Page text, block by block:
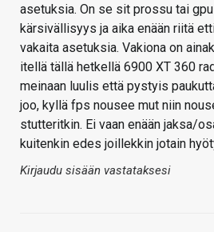
asetuksia. On se sit prossu tai
kärsivällisyys ja aika enään riitä
vakaita asetuksia. Vakiona on
itellä tällä hetkellä 6900 XT 360
meinaan luulis että pystyis
joo, kyllä fps nousee mut niin
stutteritkin. Ei vaan enään jaksa/
kuitenkin edes joillekkin jotain
Kirjaudu sisään vastataksesi